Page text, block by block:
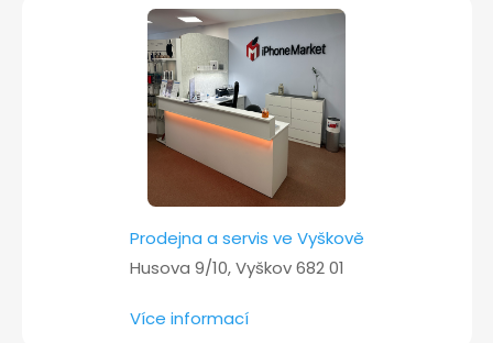
Prodejna a servis ve Vyškově
Husova 9/10, Vyškov 682 01
Více informací